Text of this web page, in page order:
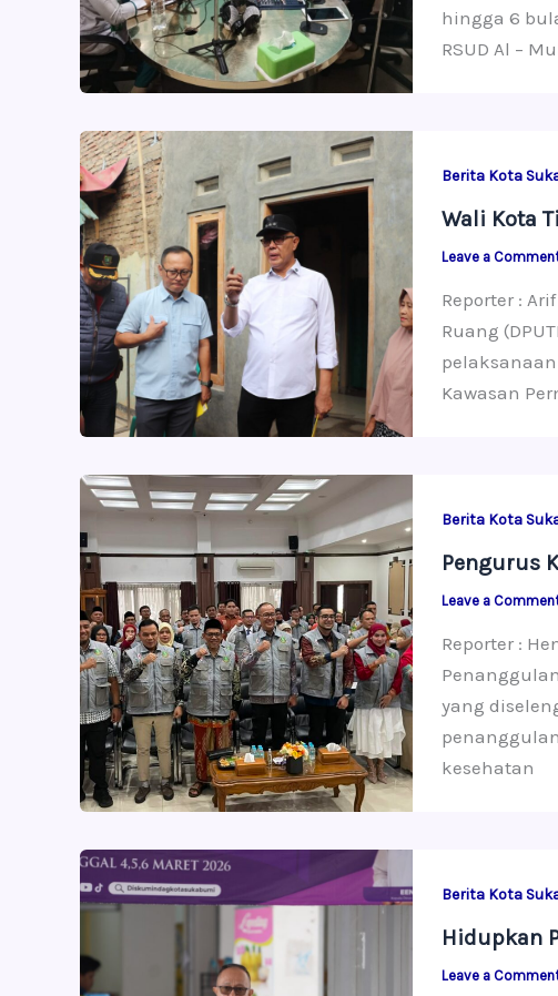
hingga 6
RSUD Al –
Berita Kota
Wali Kota
Leave a
Reporter :
Ruang
Kawasan
Berita Kota
Pengurus
Leave a
Reporter :
yang
kesehatan
Berita Kota
Hidupkan
Leave a